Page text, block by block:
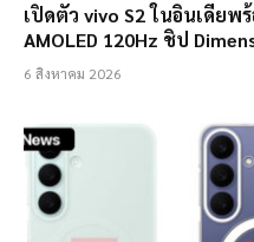
เปิดตัว vivo S2 ในอินเดียพ
AMOLED 120Hz ชิป
6 สิงหาคม 2026